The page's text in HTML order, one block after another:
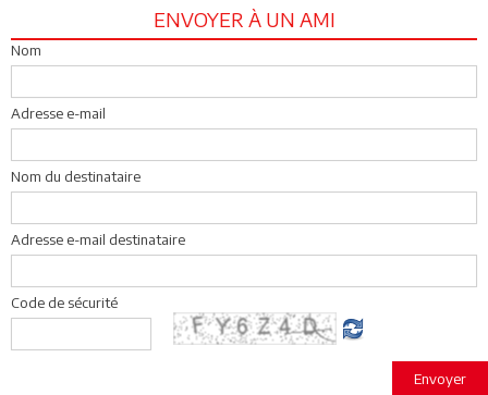
ENVOYER À UN AMI
Nom
Adresse e-mail
Nom du destinataire
Adresse e-mail destinataire
Code de sécurité
Envoyer